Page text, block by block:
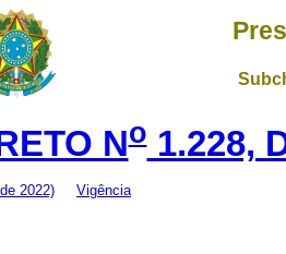
No1.228,
2022) Vigência